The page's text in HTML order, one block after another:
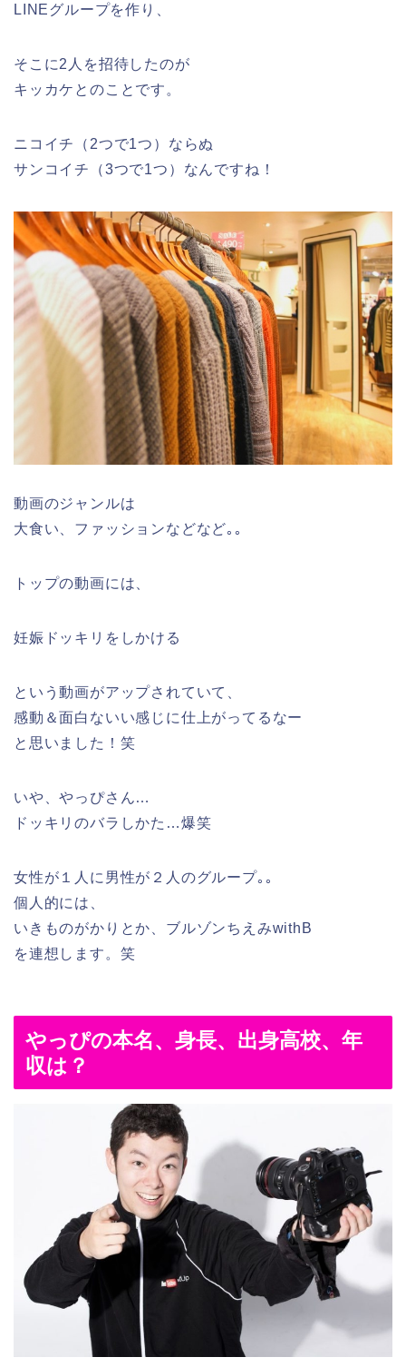
LINEグループを作り、
そこに2人を招待したのが
キッカケとのことです。
ニコイチ（2つで1つ）ならぬ
サンコイチ（3つで1つ）なんですね！
動画のジャンルは
大食い、ファッションなどなど｡｡
トップの動画には、
妊娠ドッキリをしかける
という動画がアップされていて、
感動＆面白ないい感じに仕上がってるなー
と思いました！笑
いや、やっぴさん…
ドッキリのバラしかた…爆笑
女性が１人に男性が２人のグループ｡｡
個人的には、
いきものがかりとか、ブルゾンちえみwithB
を連想します。笑
やっぴの本名、身長、出身高校、年
収は？